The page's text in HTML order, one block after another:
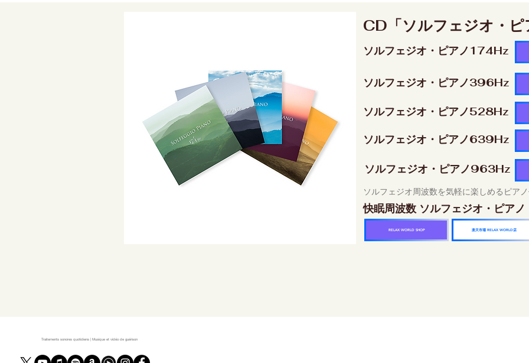
CD「ソルフェジオ・
ソルフェジオ・ピアノ174Hz
ソルフェジオ・ピアノ396Hz
ソルフェジオ・ピアノ528Hz
ソルフェジオ・ピアノ639Hz
ソルフェジオ・ピアノ963Hz
ソルフェジオ周波数を気軽に楽しめるピア
快眠周波数 ソルフェジオ・ピア
RELAX WORLD SHOP 楽天市場 RELAX WORLD店
Traitements sonores quotidiens | Musique et vidéo de guérison